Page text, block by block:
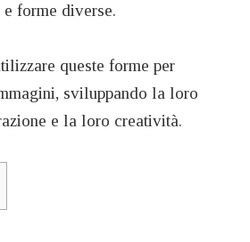
forme diverse.
queste forme per
sviluppando la loro
e la loro creatività.